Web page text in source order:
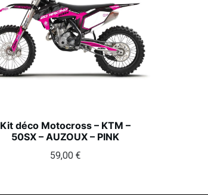
Kit déco Motocross – KTM –
50SX – AUZOUX – PINK
59,00 €